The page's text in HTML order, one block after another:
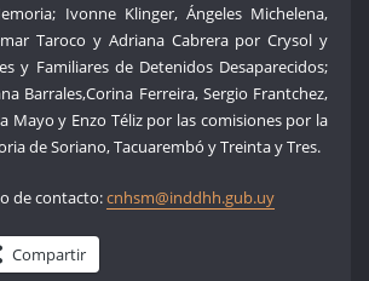
Ivonne Klinger, Ángeles Michelena,
Taroco y Adriana Cabrera por Crysol y
y Familiares de Detenidos Desaparecidos;
Barrales,Corina Ferreira, Sergio Frantchez,
Mayo y Enzo Téliz por las comisiones por la
de Soriano, Tacuarembó y Treinta y Tres.
de contacto:cnhsm@inddhh.gub.uy
Compartir